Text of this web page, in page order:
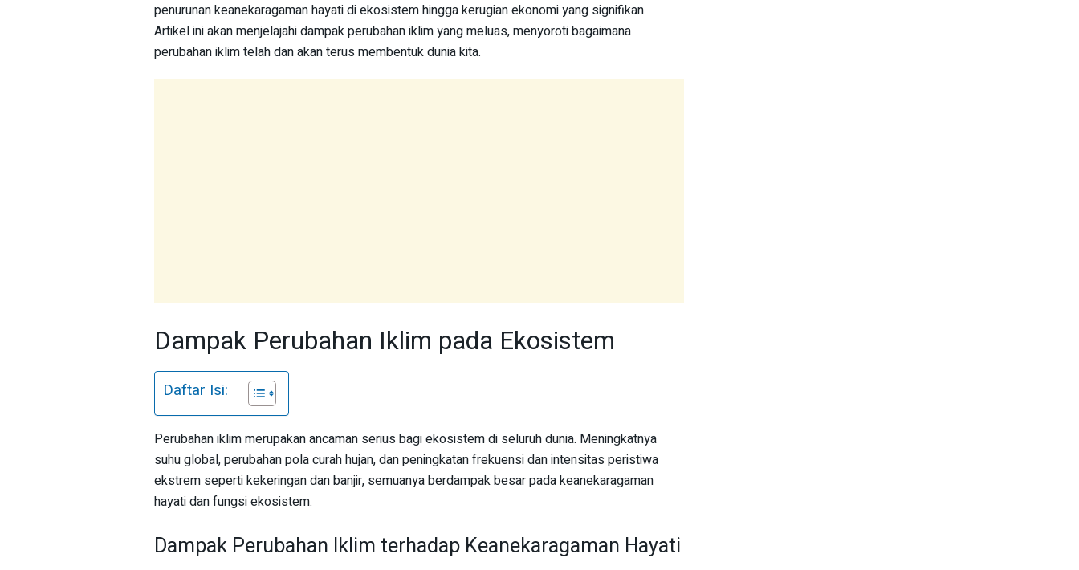
penurunan keanekaragaman hayati di ekosistem hingga kerugian ekonomi yang signifikan.
Artikel ini akan menjelajahi dampak perubahan iklim yang meluas, menyoroti bagaimana
perubahan iklim telah dan akan terus membentuk dunia kita.
Dampak Perubahan Iklim pada Ekosistem
Daftar Isi:
Perubahan iklim merupakan ancaman serius bagi ekosistem di seluruh dunia. Meningkatnya
suhu global, perubahan pola curah hujan, dan peningkatan frekuensi dan intensitas peristiwa
ekstrem seperti kekeringan dan banjir, semuanya berdampak besar pada keanekaragaman
hayati dan fungsi ekosistem.
Dampak Perubahan Iklim terhadap Keanekaragaman Hayati